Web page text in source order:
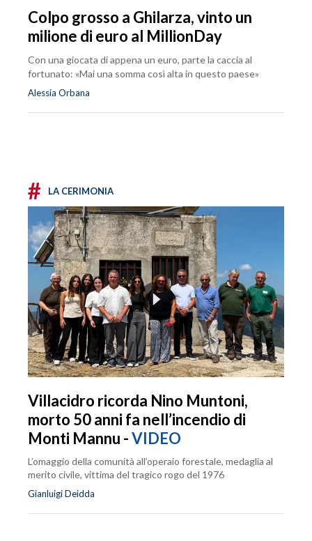
Colpo grosso a Ghilarza, vinto un
milione di euro al MillionDay
Con una giocata di appena un euro, parte la caccia al
fortunato: «Mai una somma così alta in questo paese»
Alessia Orbana
# LA CERIMONIA
Villacidro ricorda Nino Muntoni,
morto 50 anni fa nell’incendio di
Monti Mannu -VIDEO
L’omaggio della comunità all’operaio forestale, medaglia al
merito civile, vittima del tragico rogo del 1976
Gianluigi Deidda